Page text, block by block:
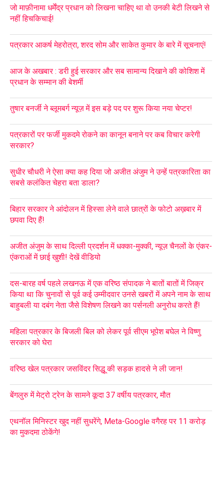
जो माफ़ीनामा धर्मेंद्र प्रधान को लिखना चाहिए था वो उनकी बेटी लिखने से
नहीं हिचकिचाई!
पत्रकार आकर्ष मेहरोत्रा, शरद सोम और साकेत कुमार के बारे में सूचनाएं!
आज के अखबार : डरी हुई सरकार और सब सामान्य दिखाने की कोशिश में
प्रधान के सम्मान की बेशर्मी
तुषार बनर्जी ने ब्लूमबर्ग न्यूज़ में इस बड़े पद पर शुरू किया नया चेप्टर!
पत्रकारों पर फर्जी मुकदमे रोकने का कानून बनाने पर कब विचार करेगी
सरकार?
सुधीर चौधरी ने ऐसा क्या कह दिया जो अजीत अंजुम ने उन्हें पत्रकारिता का
सबसे कलंकित चेहरा बता डाला?
बिहार सरकार ने आंदोलन में हिस्सा लेने वाले छात्रों के फोटो अख़बार में
छपवा दिए हैं!
अजीत अंजुम के साथ दिल्ली प्रदर्शन में धक्का-मुक्की, न्यूज़ चैनलों के एंकर-
एंकराओं में छाई खुशी! देखें वीडियो
दस-बारह वर्ष पहले लखनऊ में एक वरिष्ठ संपादक ने बातों बातों में जिक्र
किया था कि चुनावों से पूर्व कई उम्मीदवार उनसे खबरों में अपने नाम के साथ
बाहुबली या दबंग नेता जैसे विशेषण लिखने का पर्सनली अनुरोध करते हैं!
महिला पत्रकार के बिजली बिल को लेकर पूर्व सीएम भूपेश बघेल ने विष्णु
सरकार को घेरा
वरिष्ठ खेल पत्रकार जसविंदर सिद्धू की सड़क हादसे ने ली जान!
बेंगलुरु में मेट्रो ट्रेन के सामने कूदा 37 वर्षीय पत्रकार, मौत
एथनॉल मिनिस्टर खुद नहीं सुधरेंगे, Meta-Google वगैरह पर 11 करोड़
का मुकदमा ठोकेंगे!